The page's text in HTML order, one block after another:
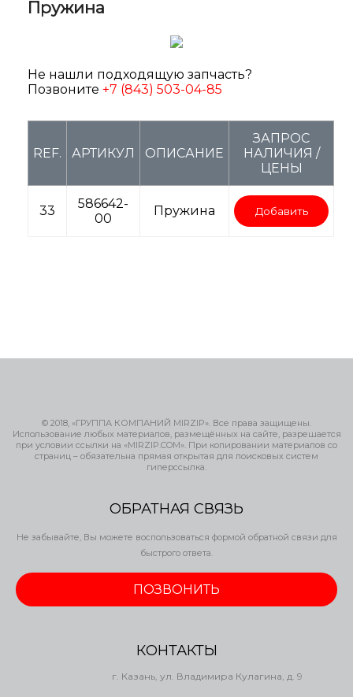
Пружина
Не нашли подходящую запчасть?
Позвоните +7 (843) 503-04-85
REF. АРТИКУЛ ОПИСАНИЕ
ЗАПРОС
НАЛИЧИЯ /
ЦЕНЫ
33
586642-
00
Пружина Добавить
© 2018, «ГРУППА КОМПАНИЙ MIRZIP». Все права защищены.
Использование любых материалов, размещённых на сайте, разрешается
при условии ссылки на «MIRZIP.COM». При копировании материалов со
страниц – обязательна прямая открытая для поисковых систем
гиперссылка.
ОБРАТНАЯ СВЯЗЬ
Не забывайте, Вы можете воспользоваться формой обратной связи для
быстрого ответа.
ПОЗВОНИТЬ
КОНТАКТЫ
г. Казань, ул. Владимира Кулагина, д. 9